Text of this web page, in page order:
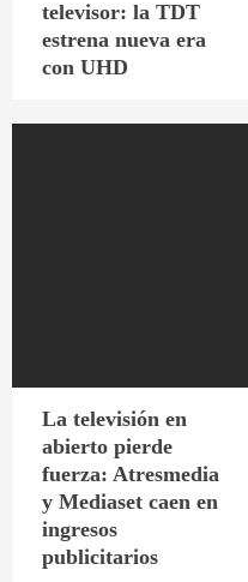
televisor: la TDT
estrena nueva era
con UHD
La televisión en
abierto pierde
fuerza: Atresmedia
y Mediaset caen en
ingresos
publicitarios